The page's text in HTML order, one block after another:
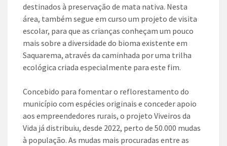
destinados à preservação de mata nativa. Nesta
área, também segue em curso um projeto de visita
escolar, para que as crianças conheçam um pouco
mais sobre a diversidade do bioma existente em
Saquarema, através da caminhada por uma trilha
ecológica criada especialmente para este fim.
Concebido para fomentar o reflorestamento do
município com espécies originais e conceder apoio
aos empreendedores rurais, o projeto Viveiros da
Vida já distribuiu, desde 2022, perto de 50.000 mudas
à população. As mudas mais procuradas entre as